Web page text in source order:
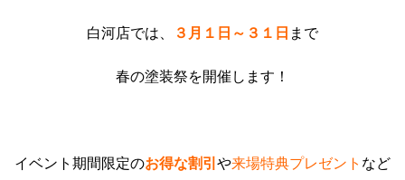
白河店では、 ３月１日～３１日 まで
春の塗装祭を開催します！
イベント期間限定のお得な割引 や来場特典プレゼント など